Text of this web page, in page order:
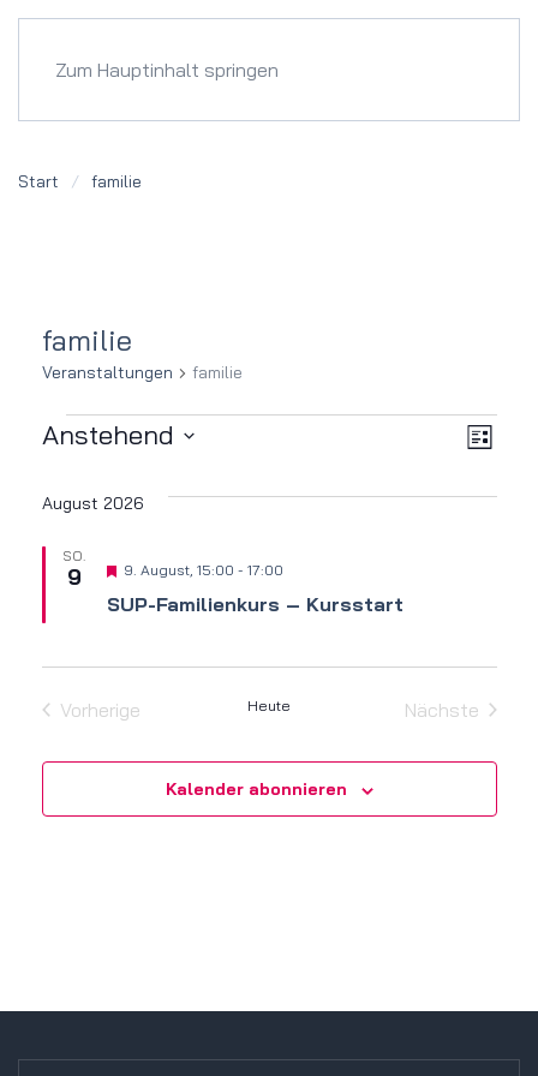
Zum Hauptinhalt springen
Start familie
familie
Veranstaltungen familie
Veranstaltungen Liste
Anstehend
wählen.
August 2026
SO.
9
SUP-Familienkurs – Kursstart
Hervorgehoben
9. August, 15:00 - 17:00
Vorherige
Heute
Nächste
Kalender abonnieren